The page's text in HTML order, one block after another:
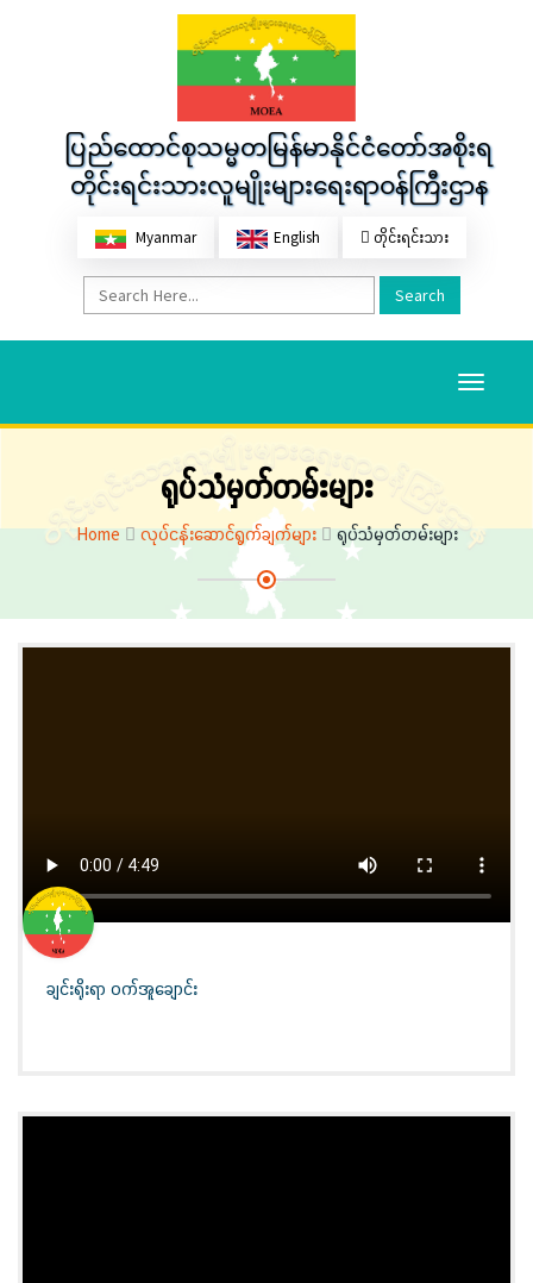
ပြည်ထောင်စုသမ္မတမြန်မာနိုင်ငံတော်အစိုးရ
တိုင်းရင်းသားလူမျိုးများရေးရာဝန်ကြီးဌာန
Myanmar English တိုင်းရင်းသား
Search
Toggle
ရုပ်သံမှတ်တမ်းများ
Home လုပ်ငန်းဆောင်ရွက်ချက်များ ရုပ်သံမှတ်တမ်းများ
ချင်းရိုးရာ ဝက်အူချောင်း